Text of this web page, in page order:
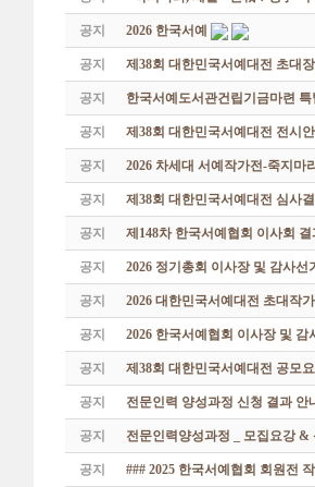
공지 2026 한국서예
공지 제38회 대한민국서예대전 초대장
공지 한국서예도서관건립기금마련
공지 제38회 대한민국서예대전 전시
공지 2026 차세대 서예작가전-죽지마
공지 제38회 대한민국서예대전 심사
공지 제148차 한국서예협회 이사회
공지 2026 정기총회 이사장 및 감사선
공지 2026 대한민국서예대전 초대작
공지 2026 한국서예협회 이사장 및 감
공지 제38회 대한민국서예대전 공모
공지 전문인력 양성과정 신청 결과 안
공지 전문인력양성과정 _ 모집요강 &
공지 ### 2025 한국서예협회 회원전